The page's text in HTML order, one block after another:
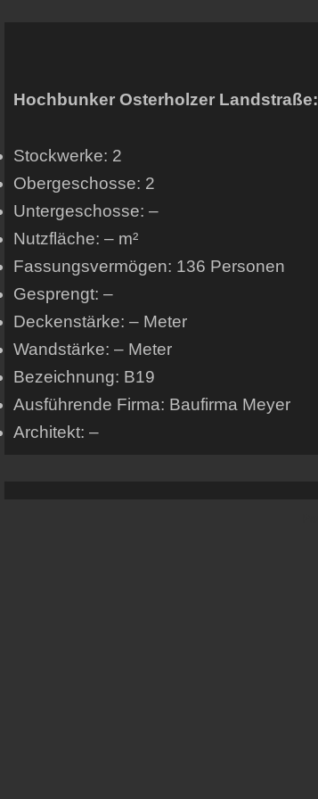
Hochbunker Osterholzer Landstraße:
Stockwerke: 2
Obergeschosse: 2
Untergeschosse: –
Nutzfläche: – m²
Fassungsvermögen: 136 Personen
Gesprengt: –
Deckenstärke: – Meter
Wandstärke: – Meter
Bezeichnung: B19
Ausführende Firma: Baufirma Meyer
Architekt: –